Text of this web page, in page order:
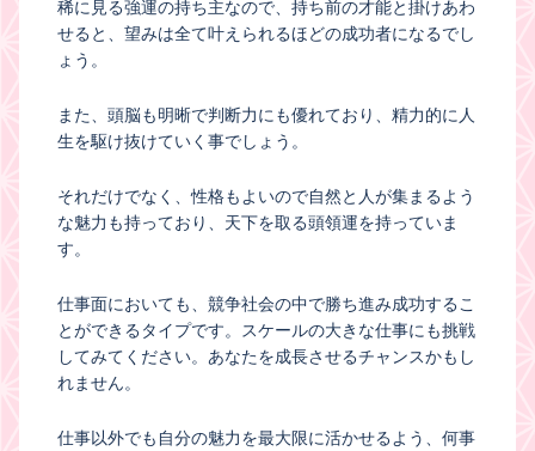
稀に見る強運の持ち主なので、持ち前の才能と掛けあわ
せると、望みは全て叶えられるほどの成功者になるでし
ょう。
また、頭脳も明晰で判断力にも優れており、精力的に人
生を駆け抜けていく事でしょう。
それだけでなく、性格もよいので自然と人が集まるよう
な魅力も持っており、天下を取る頭領運を持っていま
す。
仕事面においても、競争社会の中で勝ち進み成功するこ
とができるタイプです。スケールの大きな仕事にも挑戦
してみてください。あなたを成長させるチャンスかもし
れません。
仕事以外でも自分の魅力を最大限に活かせるよう、何事